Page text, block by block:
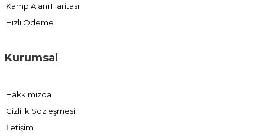
Kamp Alanı Haritası
Hızlı Ödeme
Kurumsal
Hakkımızda
Gizlilik Sözleşmesi
İletişim